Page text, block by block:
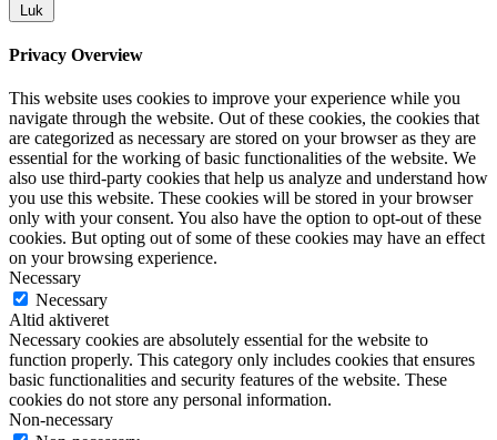
Luk
Privacy Overview
This website uses cookies to improve your experience while you
navigate through the website. Out of these cookies, the cookies that
are categorized as necessary are stored on your browser as they are
essential for the working of basic functionalities of the website. We
also use third-party cookies that help us analyze and understand how
you use this website. These cookies will be stored in your browser
only with your consent. You also have the option to opt-out of these
cookies. But opting out of some of these cookies may have an effect
on your browsing experience.
Necessary
Necessary
Altid aktiveret
Necessary cookies are absolutely essential for the website to
function properly. This category only includes cookies that ensures
basic functionalities and security features of the website. These
cookies do not store any personal information.
Non-necessary